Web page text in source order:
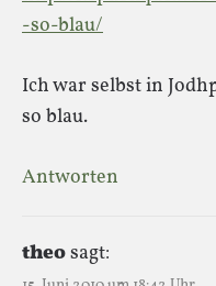
-so-blau/
Ich war selbst in
so blau.
Antworten
theosagt: